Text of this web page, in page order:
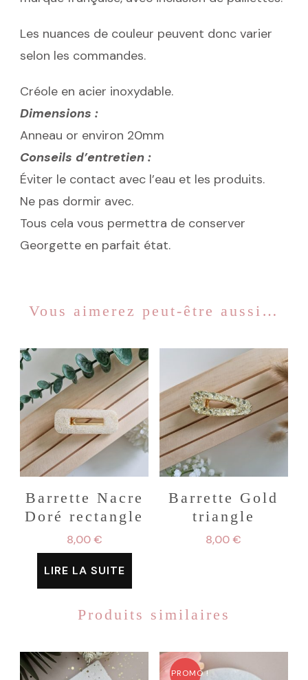
Les nuances de couleur peuvent donc varier
selon les commandes.
Créole en acier inoxydable.
Dimensions :
Anneau or environ 20mm
Conseils d’entretien :
Éviter le contact avec l’eau et les produits.
Ne pas dormir avec.
Tous cela vous permettra de conserver
Georgette en parfait état.
Vous aimerez peut-être aussi…
Barrette Nacre
Doré rectangle
8,00€
LIRE LA SUITE
Barrette Gold
triangle
8,00€
Produits similaires
PROMO !